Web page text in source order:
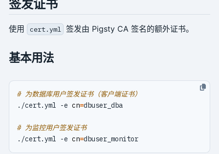
签发证书
使用 cert.yml 签发由 Pigsty CA 签名的额外证书。
基本用法
# 为数据库用户签发证书（客户端证书）
./cert.yml -e cn= dbuser_dba
# 为监控用户签发证书
./cert.yml -e cn= dbuser_monitor